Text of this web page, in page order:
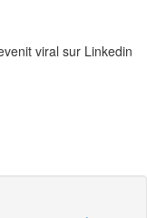
viral sur Linkedin